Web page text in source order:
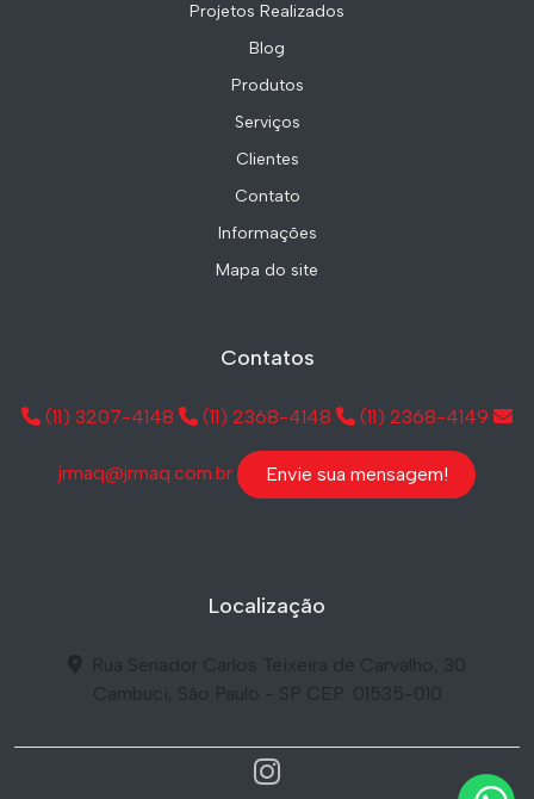
Projetos Realizados
Blog
Produtos
Serviços
Clientes
Contato
Informações
Mapa do site
Contatos
(11) 3207-4148 (11) 2368-4148 (11) 2368-4149
jrmaq@jrmaq.com.br Envie sua mensagem!
Localização
Rua Senador Carlos Teixeira de Carvalho, 30
Cambuci, São Paulo - SP CEP: 01535-010